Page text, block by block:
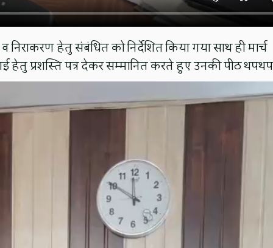
हेतु संबंधित को निर्देशित किया गया साथ ही मार्च
हेतु प्रशस्ति पत्र देकर सम्मानित करते हुए उनकी पीठ